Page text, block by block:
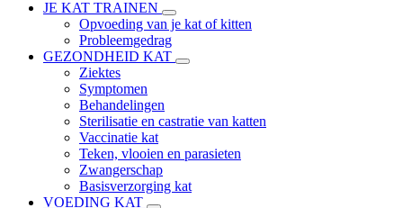
JE KAT TRAINEN
Opvoeding van je kat of kitten
Probleemgedrag
GEZONDHEID KAT
Ziektes
Symptomen
Behandelingen
Sterilisatie en castratie van katten
Vaccinatie kat
Teken, vlooien en parasieten
Zwangerschap
Basisverzorging kat
VOEDING KAT